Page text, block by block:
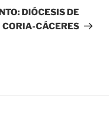
DIÓCESIS DE
CORIA-CÁCERES